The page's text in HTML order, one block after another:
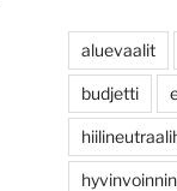
aluevaalit
budjetti